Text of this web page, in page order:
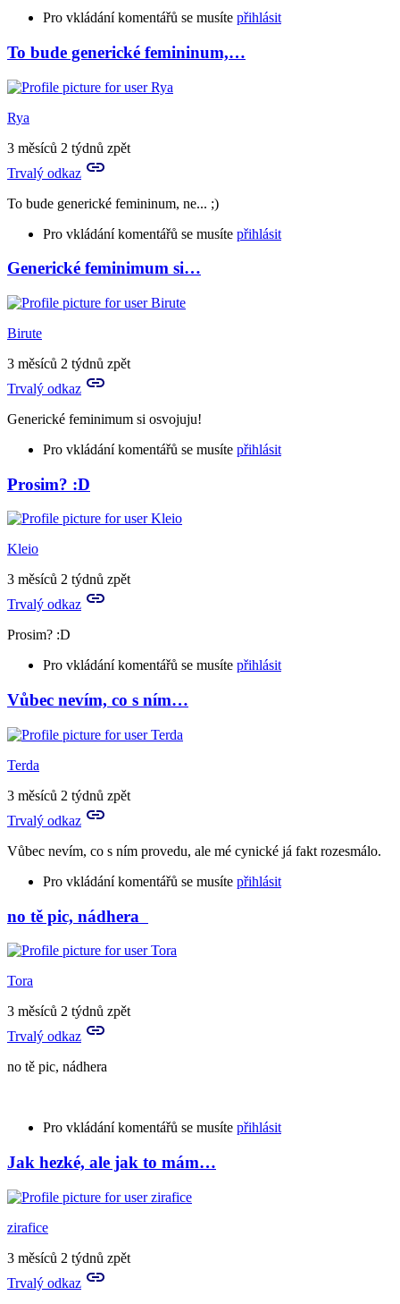
Pro vkládání komentářů se musíte přihlásit
To bude generické femininum,…
Rya
3 měsíců 2 týdnů zpět
Trvalý odkaz
To bude generické femininum, ne... ;)
Pro vkládání komentářů se musíte přihlásit
In
reply
to
:-)))
by
Profesor
Generické feminimum si…
Birute
3 měsíců 2 týdnů zpět
Trvalý odkaz
Generické feminimum si osvojuju!
Pro vkládání komentářů se musíte přihlásit
In
reply
to
To
bude
generické
…
Rya
Prosim? :D
Kleio
3 měsíců 2 týdnů zpět
Trvalý odkaz
Prosim? :D
Pro vkládání komentářů se musíte přihlásit
Vůbec nevím, co s ním…
Terda
3 měsíců 2 týdnů zpět
Trvalý odkaz
Vůbec nevím, co s ním provedu, ale mé cynické já fakt rozesmálo.
Pro vkládání komentářů se musíte přihlásit
no tě pic, nádhera
Tora
3 měsíců 2 týdnů zpět
Trvalý odkaz
no tě pic, nádhera
Pro vkládání komentářů se musíte přihlásit
Jak hezké, ale jak to mám…
zirafice
3 měsíců 2 týdnů zpět
Trvalý odkaz